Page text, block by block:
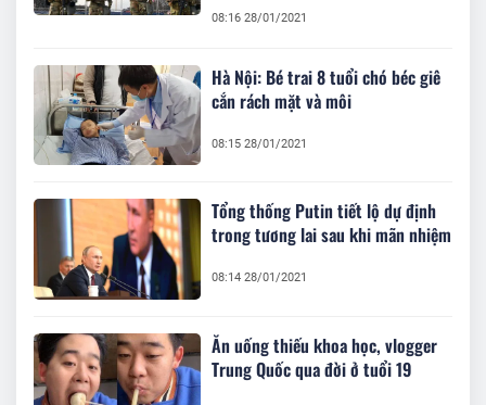
08:16 28/01/2021
Hà Nội: Bé trai 8 tuổi chó béc giê
cắn rách mặt và môi
08:15 28/01/2021
Tổng thống Putin tiết lộ dự định
trong tương lai sau khi mãn nhiệm
08:14 28/01/2021
Ăn uống thiếu khoa học, vlogger
Trung Quốc qua đời ở tuổi 19